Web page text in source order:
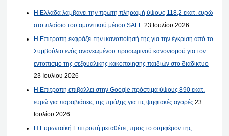
Η Ελλάδα λαμβάνει την πρώτη πληρωμή ύψους 118,2 εκατ. ευρώ
στο πλαίσιο του αμυντικού μέσου SAFE 23 Ιουλίου 2026
Η Επιτροπή εκφράζει την ικανοποίησή της για την έγκριση από το
Συμβούλιο ενός ανανεωμένου προσωρινού κανονισμού για τον
εντοπισμό της σεξουαλικής κακοποίησης παιδιών στο διαδίκτυο
23 Ιουλίου 2026
Η Επιτροπή επιβάλλει στην Google πρόστιμα ύψους 890 εκατ.
ευρώ για παραβιάσεις της πράξης για τις ψηφιακές αγορές 23
Ιουλίου 2026
Η Ευρωπαϊκή Επιτροπή μεταθέτει, προς το συμφέρον της